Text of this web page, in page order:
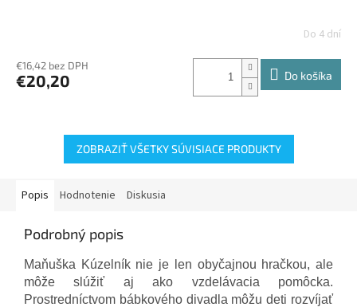
Do 4 dní
€16,42 bez DPH
€20,20 Do košíka
ZOBRAZIŤ VŠETKY SÚVISIACE PRODUKTY
Popis Hodnotenie Diskusia
Podrobný popis
Maňuška Kúzelník nie je len obyčajnou hračkou, ale
môže slúžiť aj ako vzdelávacia pomôcka.
Prostredníctvom bábkového divadla môžu deti rozvíjať